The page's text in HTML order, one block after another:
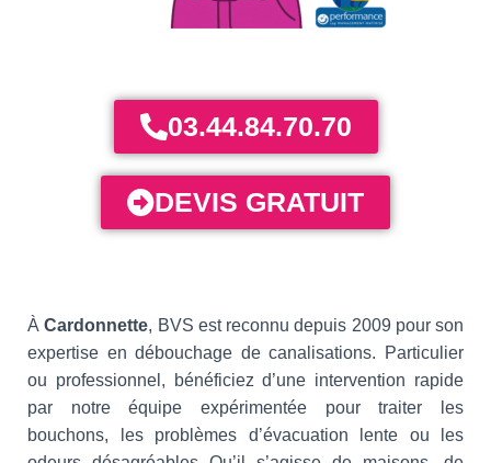
03.44.84.70.70
DEVIS GRATUIT
ÀCardonnette, BVS est reconnu depuis 2009 pour son
expertise en débouchage de canalisations. Particulier
ou professionnel, bénéficiez d’une intervention rapide
par notre équipe expérimentée pour traiter les
bouchons, les problèmes d’évacuation lente ou les